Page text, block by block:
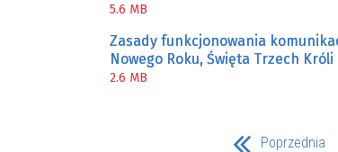
5.6 MB
Zasady funkcjonowania
Nowego Roku, Święta Trzech
2.6 MB
Poprzednia